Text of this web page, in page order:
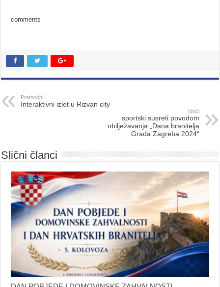
comments
Prethodni
Interaktivni izlet u Rizvan city
Idući
sportski susreti povodom
obilježavanja „Dana branitelja
Grada Zagreba 2024“
Slični članci